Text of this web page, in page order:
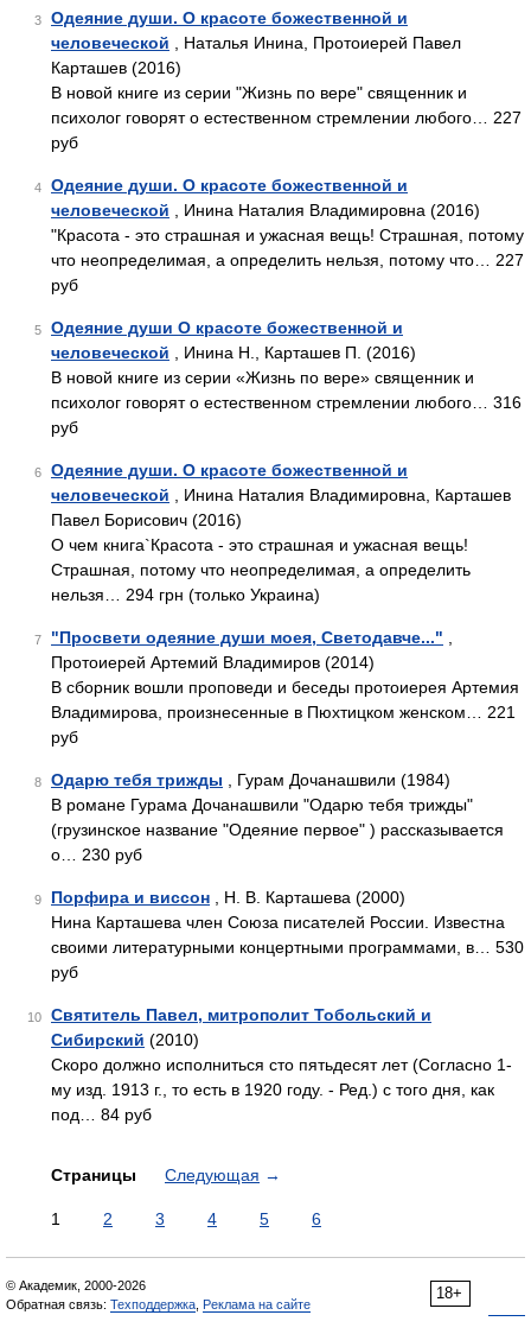
3
Одеяние души. О красоте божественной и
человеческой , Наталья Инина, Протоиерей Павел
Карташев (2016)
В новой книге из серии "Жизнь по вере" священник и
психолог говорят о естественном стремлении любого… 227
руб
4
Одеяние души. О красоте божественной и
человеческой , Инина Наталия Владимировна (2016)
"Красота - это страшная и ужасная вещь! Страшная, потому
что неопределимая, а определить нельзя, потому что… 227
руб
5
Одеяние души О красоте божественной и
человеческой , Инина Н., Карташев П. (2016)
В новой книге из серии «Жизнь по вере» священник и
психолог говорят о естественном стремлении любого… 316
руб
6
Одеяние души. О красоте божественной и
человеческой , Инина Наталия Владимировна, Карташев
Павел Борисович (2016)
О чем книга`Красота - это страшная и ужасная вещь!
Страшная, потому что неопределимая, а определить
нельзя… 294 грн (только Украина)
7 "Просвети одеяние души моея, Светодавче..."
Протоиерей Артемий Владимиров (2014)
В сборник вошли проповеди и беседы протоиерея Артемия
Владимирова, произнесенные в Пюхтицком женском… 221
руб
8 Одарю тебя трижды , Гурам Дочанашвили (1984)
В романе Гурама Дочанашвили "Одарю тебя трижды"
(грузинское название "Одеяние первое" ) рассказывается
о… 230 руб
9 Порфира и виссон , Н. В. Карташева (2000)
Нина Карташева член Союза писателей России. Известна
своими литературными концертными программами, в… 530
руб
10
Святитель Павел, митрополит Тобольский и
Сибирский (2010)
Скоро должно исполниться сто пятьдесят лет (Согласно 1-
му изд. 1913 г., то есть в 1920 году. - Ред.) с того дня, как
под… 84 руб
Страницы Следующая →
1 2 3 4 5 6
18+
© Академик, 2000-2026
Обратная связь: Техподдержка Реклама на сайте